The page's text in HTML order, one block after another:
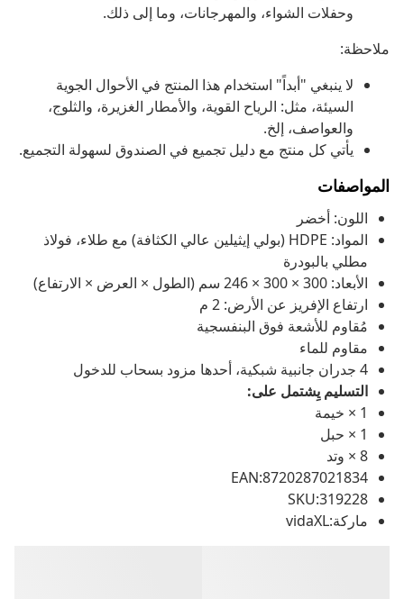
وحفلات الشواء، والمهرجانات، وما إلى ذلك.
ملاحظة:
لا ينبغي "أبداً" استخدام هذا المنتج في الأحوال الجوية
السيئة، مثل: الرياح القوية، والأمطار الغزيرة، والثلوج،
والعواصف، إلخ.
يأتي كل منتج مع دليل تجميع في الصندوق لسهولة التجميع.
المواصفات
اللون: أخضر
المواد: HDPE (بولي إيثيلين عالي الكثافة) مع طلاء، فولاذ
مطلي بالبودرة
الأبعاد: 300 × 300 × 246 سم (الطول × العرض × الارتفاع)
ارتفاع الإفريز عن الأرض: 2 م
مُقاوم للأشعة فوق البنفسجية
مقاوم للماء
4 جدران جانبية شبكية، أحدها مزود بسحاب للدخول
التسليم يِشتمل على:
1 × خيمة
1 × حبل
8 × وتد
EAN:8720287021834
SKU:319228
ماركة:vidaXL